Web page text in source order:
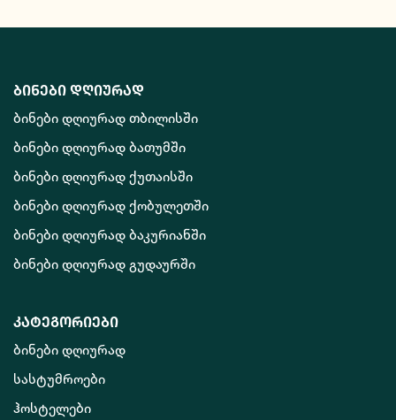
ბინები დღიურად
ბინები დღიურად თბილისში
ბინები დღიურად ბათუმში
ბინები დღიურად ქუთაისში
ბინები დღიურად ქობულეთში
ბინები დღიურად ბაკურიანში
ბინები დღიურად გუდაურში
კატეგორიები
ბინები დღიურად
სასტუმროები
ჰოსტელები